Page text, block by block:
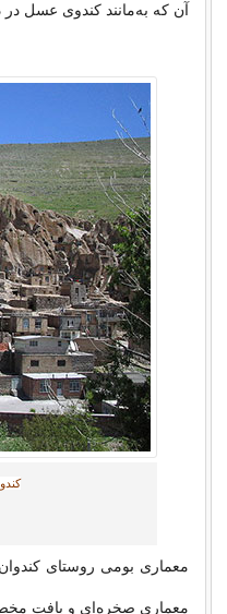
آن که به‌مانند کندوی عسل
معماری بومی روستای
معماری صخره‌ای و بافت